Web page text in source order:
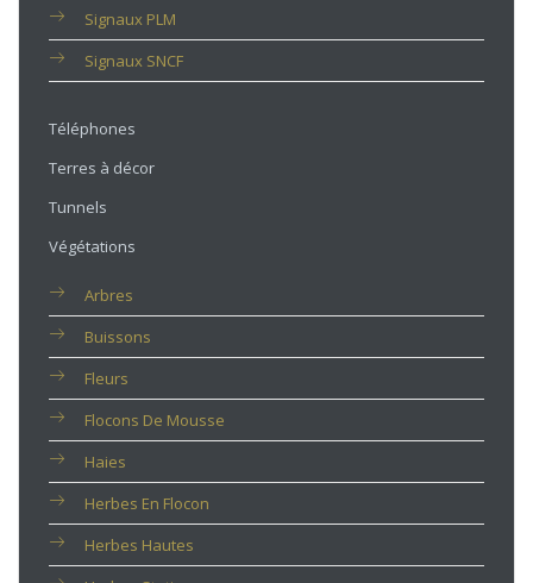
Signaux PLM
Signaux SNCF
Téléphones
Terres à décor
Tunnels
Végétations
Arbres
Buissons
Fleurs
Flocons De Mousse
Haies
Herbes En Flocon
Herbes Hautes